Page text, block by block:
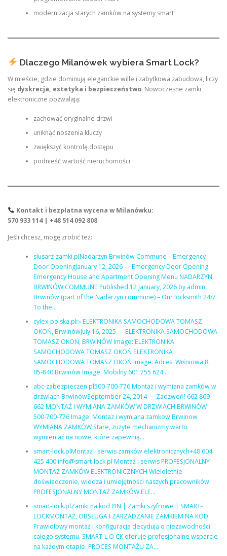
modernizacja starych zamków na systemy smart
Dlaczego Milanówek wybiera Smart Lock?
W mieście, gdzie dominują eleganckie wille i zabytkowa zabudowa, liczy
się dyskrecja, estetyka i bezpieczeństwo. Nowoczesne zamki
elektroniczne pozwalają:
zachować oryginalne drzwi
uniknąć noszenia kluczy
zwiększyć kontrolę dostępu
podnieść wartość nieruchomości
Kontakt i bezpłatna wycena w Milanówku:
570 933 114 | +48 514 092 808
Jeśli chcesz, mogę zrobić też:
slusarz-zamki.plNadarzyn Brwinów Commune – Emergency
Door OpeningJanuary 12, 2026 — Emergency Door Opening
Emergency House and Apartment Opening Menu NADARZYN
BRWINÓW COMMUNE Published 12 January, 2026 by admin
Brwinów (part of the Nadarzyn commune) – Our locksmith 24/7
To the…
cylex-polska.pl▷ ELEKTRONIKA SAMOCHODOWA TOMASZ
OKOŃ, BrwinówJuly 16, 2025 — ELEKTRONIKA SAMOCHODOWA
TOMASZ OKOŃ, BRWINÓW Image: ELEKTRONIKA
SAMOCHODOWA TOMASZ OKOŃ ELEKTRONIKA
SAMOCHODOWA TOMASZ OKOŃ Image: Adres: Wiśniowa 8,
05-840 Brwinów Image: Mobilny 601 755 624…
abc-zabezpieczen.pl500-700-776 Montaż i wymiana zamków w
drzwiach BrwinówSeptember 24, 2014 — Zadzwoń! 662 869
662 MONTAŻ I WYMIANA ZAMKÓW W DRZWIACH BRWINÓW
500-700-776 Image: Montaz i wymiana zamkow Brwinow
WYMIANA ZAMKÓW Stare, zużyte mechanizmy warto
wymieniać na nowe, które zapewnią…
smart-lock.plMontaż i serwis zamków elektronicznych+48 604
425 400 info@smart-lock.pl Montaż i serwis PROFESJONALNY
MONTAŻ ZAMKÓW ELEKTRONICZNYCH Wieloletnie
doświadczenie, wiedza i umiejętności naszych pracowników
PROFESJONALNY MONTAŻ ZAMKÓW ELE…
smart-lock.plZamki na kod PIN | Zamki szyfrowe | SMART-
LOCKMONTAŻ, OBSŁUGA I ZARZĄDZANIE ZAMKIEM NA KOD
Prawidłowy montaż i konfiguracja decydują o niezawodności
całego systemu. SMART-L O CK oferuje profesjonalne wsparcie
na każdym etapie. PROCES MONTAŻU ZA…